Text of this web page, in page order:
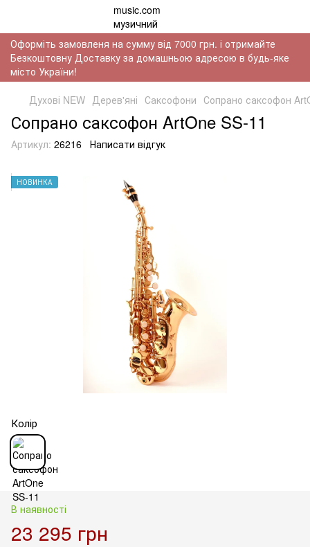
Оформіть замовленя на сумму від 7000 грн. і отримайте
Безкоштовну Доставку за домашньою адресою в будь-яке
місто України!
Духові NEW Дерев'яні Саксофони Сопрано саксофон
Сопрано саксофон ArtOne SS-11
Артикул: 26216 Написати відгук
НОВИНКА
Колір
В наявності
23 295 грн